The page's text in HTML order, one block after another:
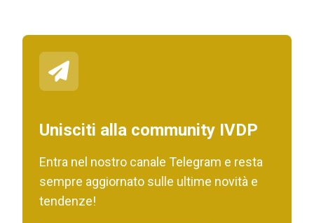
Unisciti alla community IVDP
Entra nel nostro canale Telegram e resta
sempre aggiornato sulle ultime novità e
tendenze!